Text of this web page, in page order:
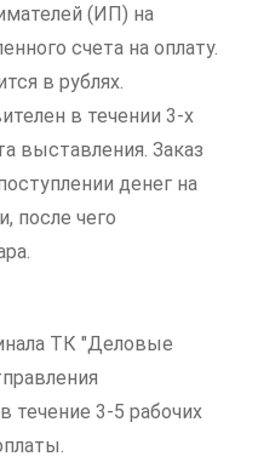
(ИП) на
счета на оплату.
в рублях.
в течении 3-х
выставления. Заказ
денег на
после чего
ТК "Деловые
течение 3-5 рабочих